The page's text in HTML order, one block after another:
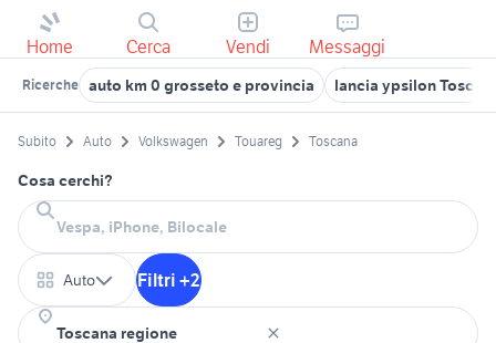
Home Cerca Vendi Messaggi
Ricerche auto km 0 grosseto e provincia lancia ypsilon
Subito Auto Volkswagen Touareg Toscana
Cosa cerchi?
Auto Filtri +2